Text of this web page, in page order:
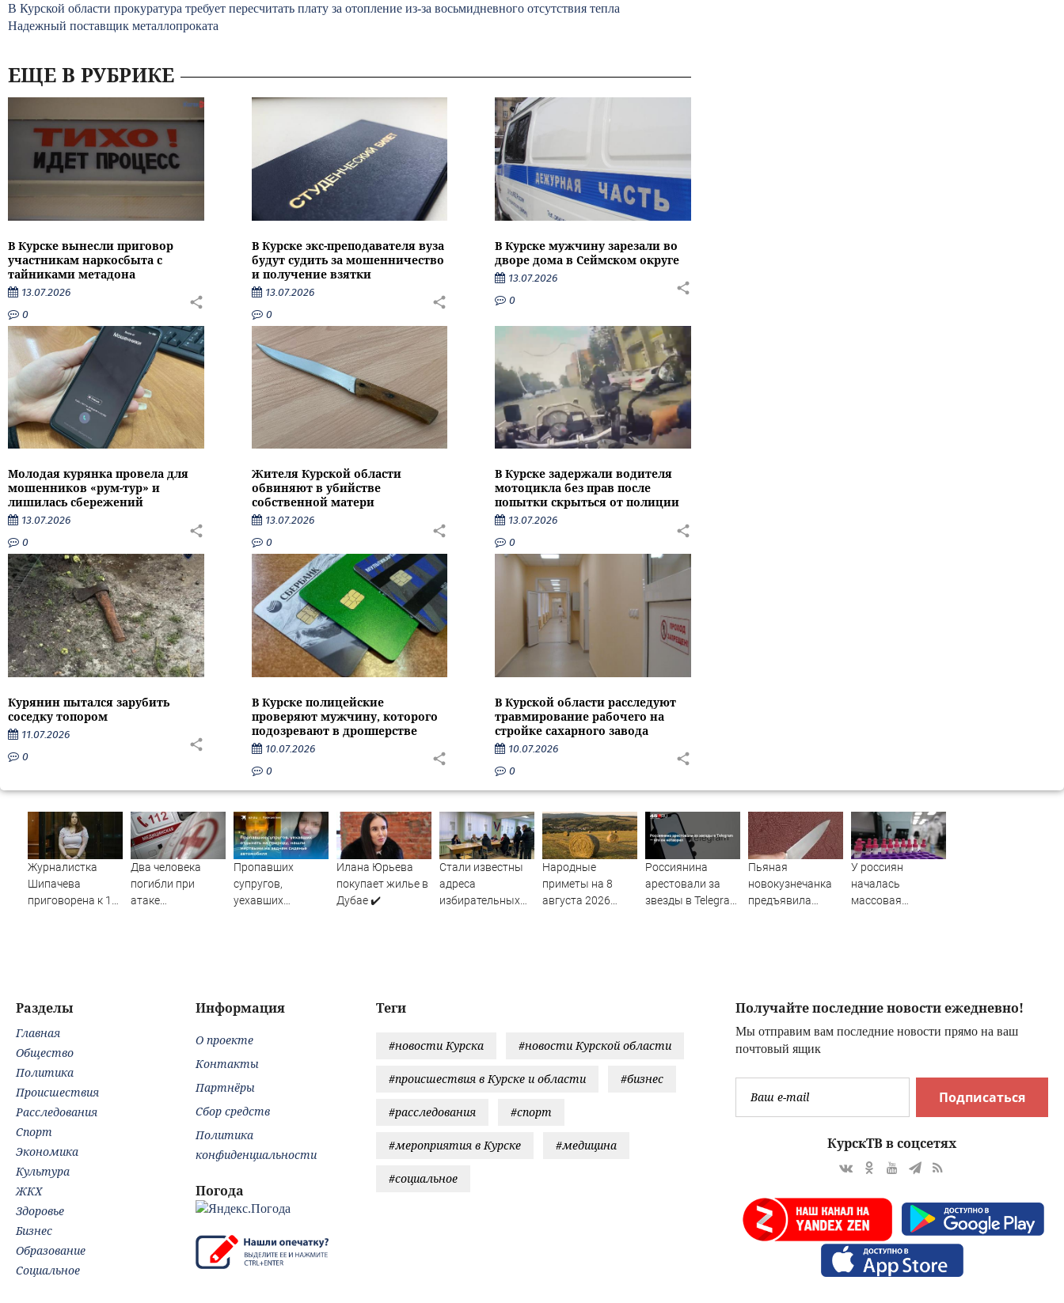
В Курской области прокуратура требует пересчитать плату за отопление из-за восьмидневного отсутствия тепла
Надежный поставщик металлопроката
ЕЩЕ В РУБРИКЕ
В Курске вынесли приговор
участникам наркосбыта с
тайниками метадона
13.07.2026
0
В Курске экс-преподавателя вуза
будут судить за мошенничество
и получение взятки
13.07.2026
0
В Курске мужчину зарезали во
дворе дома в Сеймском округе
13.07.2026
0
Молодая курянка провела для
мошенников «рум-тур» и
лишилась сбережений
13.07.2026
0
Жителя Курской области
обвиняют в убийстве
собственной матери
13.07.2026
0
В Курске задержали водителя
мотоцикла без прав после
попытки скрыться от полиции
13.07.2026
0
Курянин пытался зарубить
соседку топором
11.07.2026
0
В Курске полицейские
проверяют мужчину, которого
подозревают в дропперстве
10.07.2026
0
В Курской области расследуют
травмирование рабочего на
стройке сахарного завода
10.07.2026
0
Журналистка
Шипачева
приговорена к 12
Два человека
погибли при
атаке
Пропавших
супругов,
уехавших
Илана Юрьева
покупает жилье в
Дубае ✔️
Стали известны
адреса
избирательных
Народные
приметы на 8
августа 2026
Россиянина
арестовали за
звезды в Telegram
Пьяная
новокузнечанка
предъявила
У россиян
началась
массовая
Получайте последние новости ежедневно!
Мы отправим вам последние новости прямо на ваш
почтовый ящик
Подписаться
КурскТВ в соцсетях
Теги
#новости Курска #новости Курской области
#происшествия в Курске и области #бизнес
#расследования #спорт
#мероприятия в Курске #медицина
#социальное
Разделы
Главная
Общество
Политика
Происшествия
Расследования
Спорт
Экономика
Культура
ЖКХ
Здоровье
Бизнес
Образование
Социальное
Информация
О проекте
Контакты
Партнёры
Сбор средств
Политика
конфиденциальности
Погода